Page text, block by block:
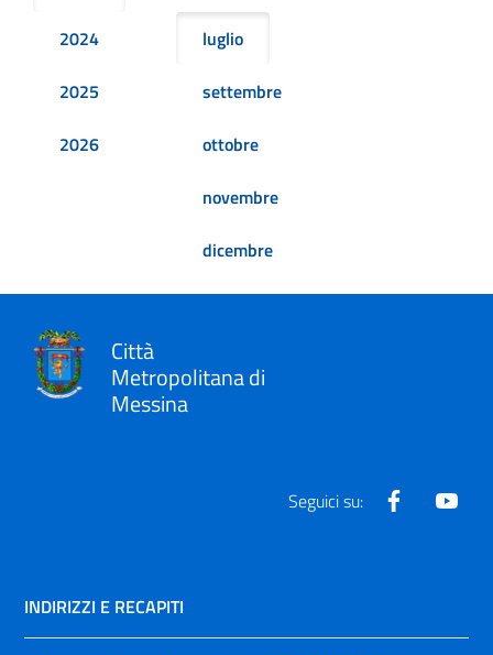
2024
2025
2026
luglio
settembre
ottobre
novembre
dicembre
Città
Metropolitana di
Messina
Seguici su: Facebook
INDIRIZZI E RECAPITI